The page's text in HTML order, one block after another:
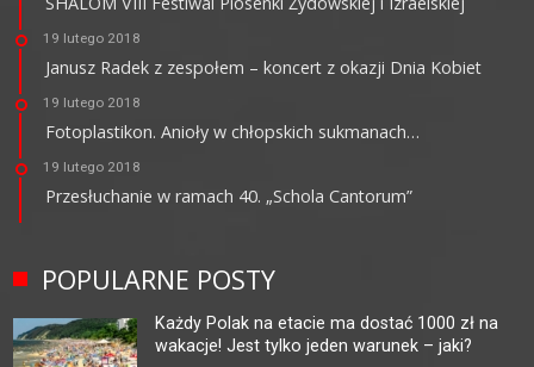
19 lutego 2018
Janusz Radek z zespołem – koncert z okazji Dnia Kobiet
19 lutego 2018
Fotoplastikon. Anioły w chłopskich sukmanach…
19 lutego 2018
Przesłuchanie w ramach 40. „Schola Cantorum”
POPULARNE POSTY
Każdy Polak na etacie ma dostać 1000 zł na
wakacje! Jest tylko jeden warunek – jaki?